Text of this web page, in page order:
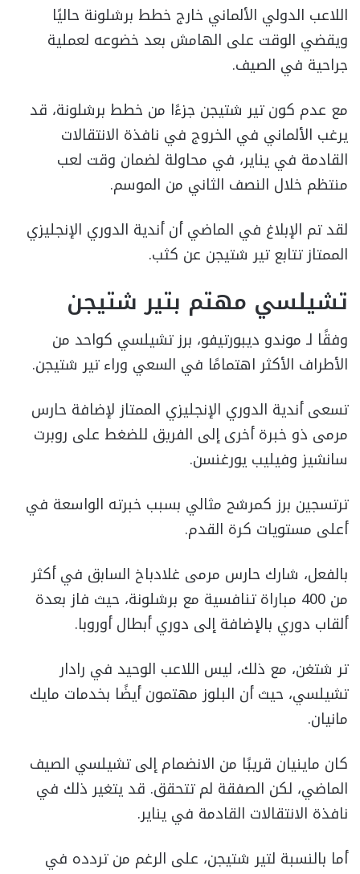
اللاعب الدولي الألماني خارج خطط برشلونة حاليًا
ويقضي الوقت على الهامش بعد خضوعه لعملية
جراحية في الصيف.
مع عدم كون تير شتيجن جزءًا من خطط برشلونة، قد
يرغب الألماني في الخروج في نافذة الانتقالات
القادمة في يناير، في محاولة لضمان وقت لعب
منتظم خلال النصف الثاني من الموسم.
لقد تم الإبلاغ في الماضي أن أندية الدوري الإنجليزي
الممتاز تتابع تير شتيجن عن كثب.
تشيلسي مهتم بتير شتيجن
وفقًا لـ موندو ديبورتيفو، برز تشيلسي كواحد من
الأطراف الأكثر اهتمامًا في السعي وراء تير شتيجن.
تسعى أندية الدوري الإنجليزي الممتاز لإضافة حارس
مرمى ذو خبرة أخرى إلى الفريق للضغط على روبرت
سانشيز وفيليب يورغنسن.
ترتسجين برز كمرشح مثالي بسبب خبرته الواسعة في
أعلى مستويات كرة القدم.
بالفعل، شارك حارس مرمى غلادباخ السابق في أكثر
من 400 مباراة تنافسية مع برشلونة، حيث فاز بعدة
ألقاب دوري بالإضافة إلى دوري أبطال أوروبا.
تر شتغن، مع ذلك، ليس اللاعب الوحيد في رادار
تشيلسي، حيث أن البلوز مهتمون أيضًا بخدمات مايك
مانيان.
كان ماينيان قريبًا من الانضمام إلى تشيلسي الصيف
الماضي، لكن الصفقة لم تتحقق. قد يتغير ذلك في
نافذة الانتقالات القادمة في يناير.
أما بالنسبة لتير شتيجن، على الرغم من تردده في